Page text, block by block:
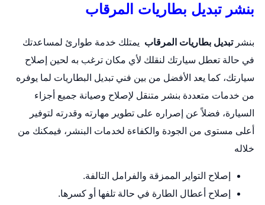
بنشر تبديل بطاريات المرقاب
بنشرتبديل بطاريات المرقاب يمتلك خدمة طوارئ لمساعدتك
في حالة تعطل سيارتك لنقلك لأي مكان ترغب به لحين إصلاح
سيارتك، كما يعد الأفضل من بين فني تبديل البطاريات لما يوفره
من خدمات متعددة بنشر متنقل لإصلاح وصيانة جميع أجزاء
السيارة، فضلاً عن إصراره على تطوير مهارته وقدرته لتوفير
أعلى مستوى من الجودة والكفاءة لخدمات البنشر، فيمكنك من
خلاله
إصلاح التواير الممزقة والفرامل التالفة.
إصلاح أعطال الطارة في حالة تلفها أو كسرها.